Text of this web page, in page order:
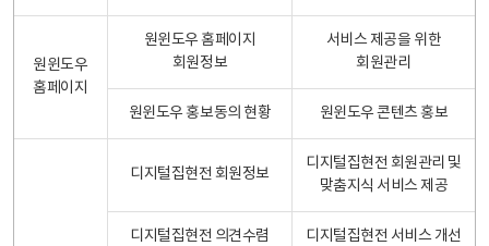
원윈도우
홈페이지
원윈도우 홈페이지
회원정보
서비스 제공을 위한
회원관리
원윈도우 홍보동의 현황 원윈도우 콘텐츠 홍보
디지털집현전 회원정보
디지털집현전 회원관리 및
맞춤지식 서비스 제공
디지털집현전 의견수렴 디지털집현전 서비스 개선